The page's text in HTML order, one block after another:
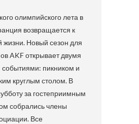
олимпийского лета в
возвращается к
жизни. Новый сезон для
AKF открывает двумя
пикником и
круглым столом. В
за гостеприимным
собрались члены
Все